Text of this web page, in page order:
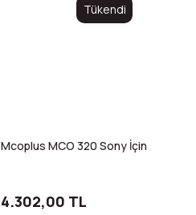
Tükendi
Mcoplus MCO 320 Sony İçin
4.302,00 TL